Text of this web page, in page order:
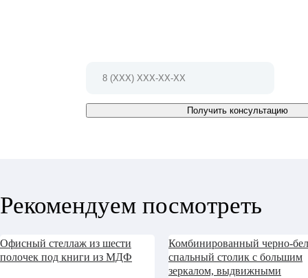
Получить консультацию
Рекомендуем посмотреть
Офисный стеллаж из шести
полочек под книги из МДФ
Комбинированный черно-
спальный столик с большим
зеркалом, выдвижными